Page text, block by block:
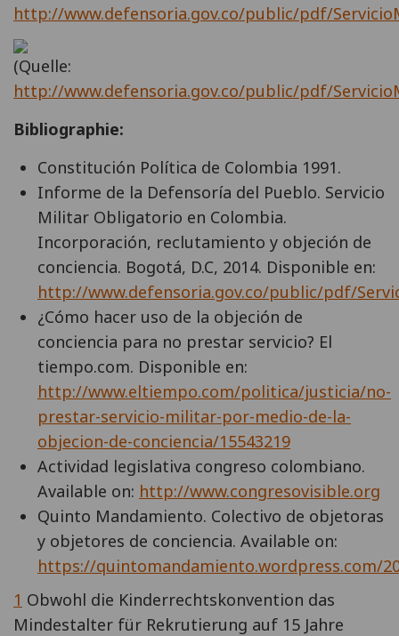
http://www.defensoria.gov.co/public/pdf/
(Quelle:
http://www.defensoria.gov.co/public/pdf/
Bibliographie:
Constitución Política de Colombia 1991.
Informe de la Defensoría del Pueblo. Servicio
Militar Obligatorio en Colombia.
Incorporación, reclutamiento y objeción de
conciencia. Bogotá, D.C, 2014. Disponible en:
http://www.defensoria.gov.co/public/pdf/
¿Cómo hacer uso de la objeción de
conciencia para no prestar servicio? El
tiempo.com. Disponible en:
http://www.eltiempo.com/politica/justicia/no-
prestar-servicio-militar-por-medio-de-la-
objecion-de-conciencia/15543219
Actividad legislativa congreso colombiano.
Available on: http://www.congresovisible.org
Quinto Mandamiento. Colectivo de objetoras
y objetores de conciencia. Available on:
https://quintomandamiento.wordpress.com/
1 Obwohl die Kinderrechtskonvention das
Mindestalter für Rekrutierung auf 15 Jahre